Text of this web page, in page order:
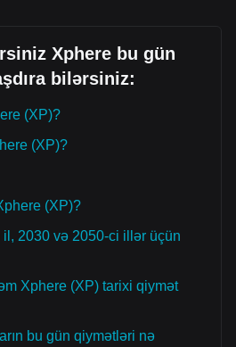
Xphere bu gün
bilərsiniz:
(XP)?
(XP)?
(XP)?
2030 və 2050-ci illər üçün
Xphere (XP) tarixi qiymət
bu gün qiymətləri nə